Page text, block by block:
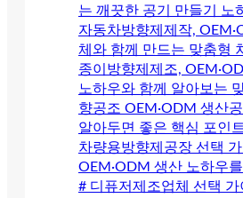
는 깨끗한 공기 만들기 노
자동차방향제제작,
체와 함께 만드는 맞춤형
종이방향제제조,
노하우와 함께 알아보는
향공조 OEM·ODM 생산
알아두면 좋은 핵심 포인
차량용방향제공장 선택
OEM·ODM 생산 노하우
# 디퓨저제조업체 선택 가